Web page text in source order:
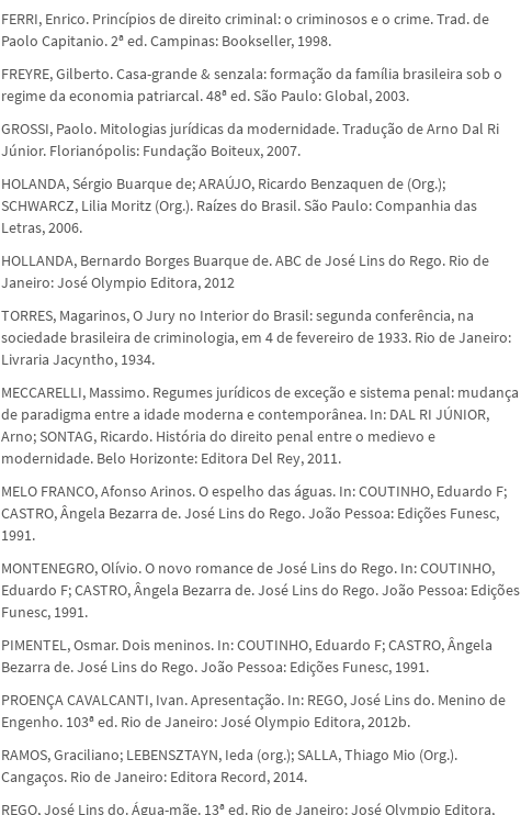
FERRI, Enrico. Princípios de direito criminal: o criminosos e o crime. Trad. de
Paolo Capitanio. 2ª ed. Campinas: Bookseller, 1998.
FREYRE, Gilberto. Casa-grande & senzala: formação da família brasileira sob o
regime da economia patriarcal. 48ª ed. São Paulo: Global, 2003.
GROSSI, Paolo. Mitologias jurídicas da modernidade. Tradução de Arno Dal Ri
Júnior. Florianópolis: Fundação Boiteux, 2007.
HOLANDA, Sérgio Buarque de; ARAÚJO, Ricardo Benzaquen de (Org.);
SCHWARCZ, Lilia Moritz (Org.). Raízes do Brasil. São Paulo: Companhia das
Letras, 2006.
HOLLANDA, Bernardo Borges Buarque de. ABC de José Lins do Rego. Rio de
Janeiro: José Olympio Editora, 2012
TORRES, Magarinos, O Jury no Interior do Brasil: segunda conferência, na
sociedade brasileira de criminologia, em 4 de fevereiro de 1933. Rio de Janeiro:
Livraria Jacyntho, 1934.
MECCARELLI, Massimo. Regumes jurídicos de exceção e sistema penal: mudança
de paradigma entre a idade moderna e contemporânea. In: DAL RI JÚNIOR,
Arno; SONTAG, Ricardo. História do direito penal entre o medievo e
modernidade. Belo Horizonte: Editora Del Rey, 2011.
MELO FRANCO, Afonso Arinos. O espelho das águas. In: COUTINHO, Eduardo F;
CASTRO, Ângela Bezarra de. José Lins do Rego. João Pessoa: Edições Funesc,
1991.
MONTENEGRO, Olívio. O novo romance de José Lins do Rego. In: COUTINHO,
Eduardo F; CASTRO, Ângela Bezarra de. José Lins do Rego. João Pessoa: Edições
Funesc, 1991.
PIMENTEL, Osmar. Dois meninos. In: COUTINHO, Eduardo F; CASTRO, Ângela
Bezarra de. José Lins do Rego. João Pessoa: Edições Funesc, 1991.
PROENÇA CAVALCANTI, Ivan. Apresentação. In: REGO, José Lins do. Menino de
Engenho. 103ª ed. Rio de Janeiro: José Olympio Editora, 2012b.
RAMOS, Graciliano; LEBENSZTAYN, Ieda (org.); SALLA, Thiago Mio (Org.).
Cangaços. Rio de Janeiro: Editora Record, 2014.
REGO, José Lins do. Água-mãe. 13ª ed. Rio de Janeiro: José Olympio Editora,